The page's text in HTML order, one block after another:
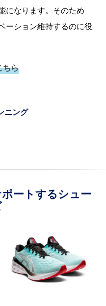
になります。そのため
ーション維持するのに役
ちら
ニング
ートするシュー